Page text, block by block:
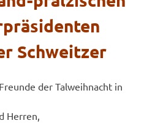
Schweitzer
der Talweihnacht in
Herren,